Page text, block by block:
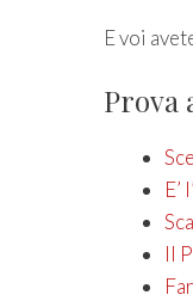
E voi
Prova
Il